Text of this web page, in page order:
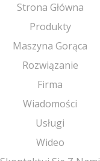
Strona Główna
Produkty
Maszyna Gorąca
Rozwiązanie
Firma
Wiadomości
Usługi
Wideo